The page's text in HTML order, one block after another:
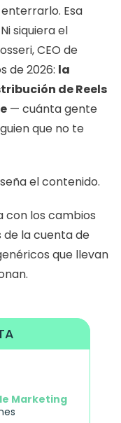
Esa
siquiera el
CEO de
de 2026: la
de Reels
— cuánta gente
que no te
el contenido.
con los cambios
de la cuenta de
que llevan
Marketing